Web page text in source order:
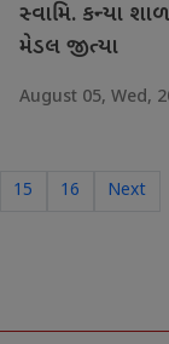
સ્વામિ. કન્યા
મેડલ જીત્યા
August 05, Wed,
15 16 Next